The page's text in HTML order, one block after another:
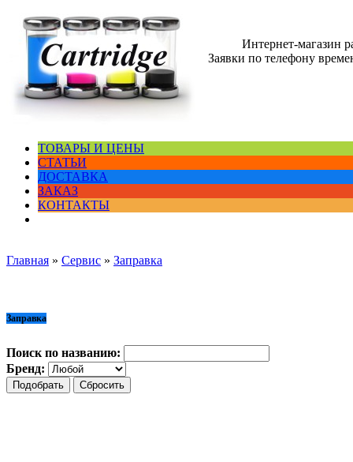
Интернет-магазин
Заявки по телефону
ТОВАРЫ И ЦЕНЫ
СТАТЬИ
ДОСТАВКА
ЗАКАЗ
КОНТАКТЫ
Главная » Сервис » Заправка
Заправка
Поиск по названию:
Бренд: